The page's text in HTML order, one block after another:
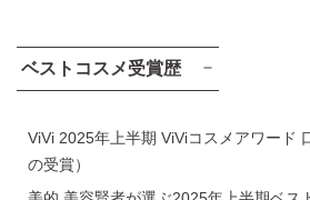
ベストコスメ受賞歴
ViVi 2025年上半期 ViViコスメアワード
の受賞）